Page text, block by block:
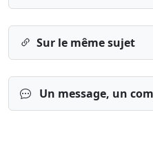
Sur le même sujet
Un message, un